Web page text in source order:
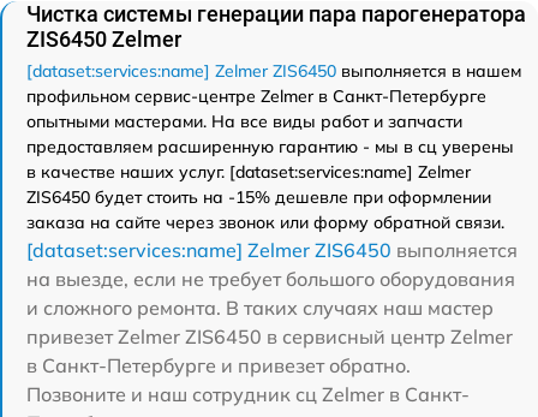
Чистка системы генерации пара парогенератора
ZIS6450 Zelmer
[dataset:services:name] Zelmer ZIS6450 выполняется в нашем
профильном сервис-центре Zelmer в Санкт-Петербурге
опытными мастерами. На все виды работ и запчасти
предоставляем расширенную гарантию - мы в сц уверены
в качестве наших услуг. [dataset:services:name] Zelmer
ZIS6450 будет стоить на -15% дешевле при оформлении
заказа на сайте через звонок или форму обратной связи.
[dataset:services:name] Zelmer ZIS6450 выполняется
на выезде, если не требует большого оборудования
и сложного ремонта. В таких случаях наш мастер
привезет Zelmer ZIS6450 в сервисный центр Zelmer
в Санкт-Петербурге и привезет обратно.
Позвоните и наш сотрудник сц Zelmer в Санкт-